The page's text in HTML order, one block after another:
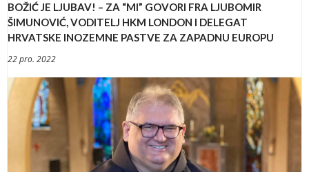
BOŽIĆ JE LJUBAV! – ZA “MI” GOVORI FRA LJUBOMIR
ŠIMUNOVIĆ, VODITELJ HKM LONDON I DELEGAT
HRVATSKE INOZEMNE PASTVE ZA ZAPADNU EUROPU
22 pro. 2022